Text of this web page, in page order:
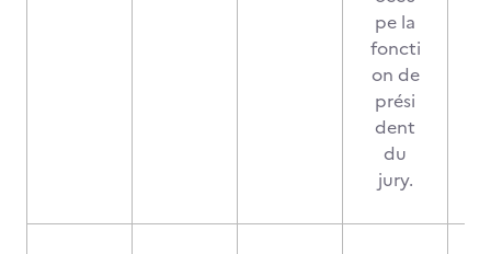
pe la
foncti
on de
prési
dent
du
jury.